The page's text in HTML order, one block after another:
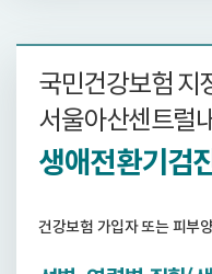
국민건강보험 지
서울아산센트럴
생애전환기검
건강보험 가입자 또는 피부